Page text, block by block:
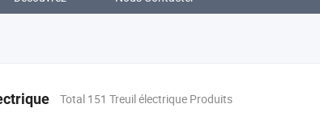
Total 151 Treuil électrique Produits